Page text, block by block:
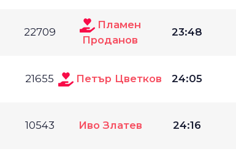
22709
Пламен
Проданов
23:48
21655 Петър Цветков 24:05
10543 Иво Златев 24:16